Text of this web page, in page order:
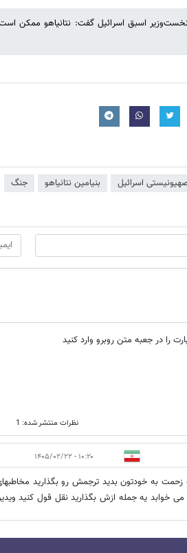
نخست‌وزیر اسبق اسرائیل گفت: نتانیاهو ممکن
اسرائیل بنیامین نتانیاهو جنگ
را در جعبه متن روبرو وارد کنید
نظرات منتشر شده: 1
۱۰:۲۰ - ۱۴۰۵/۰۲/۲۲
زحمت به خودتون بدید ترجمش رو بگذارید
می خوابد یه جمله ازش بگذارید نقل قول کنید